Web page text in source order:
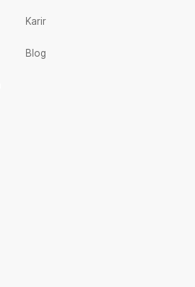
Karir
Blog